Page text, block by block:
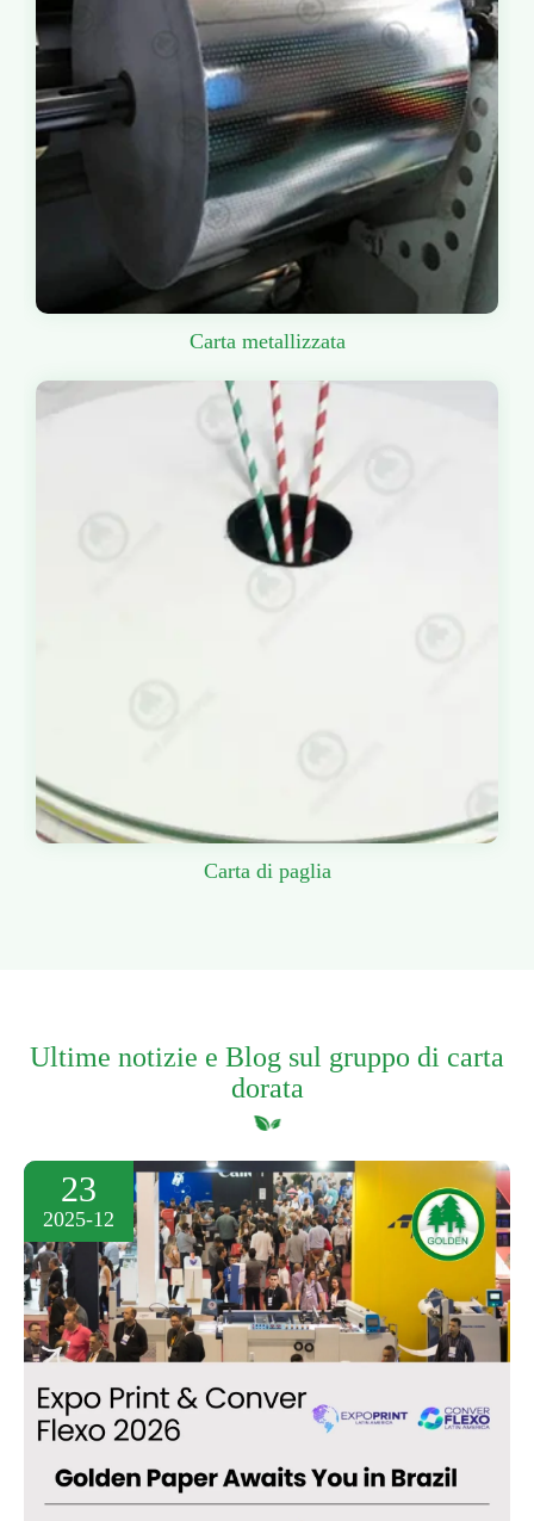
Carta metallizzata
Carta di paglia
Ultime notizie e Blog sul gruppo di carta
dorata
23
2025-12